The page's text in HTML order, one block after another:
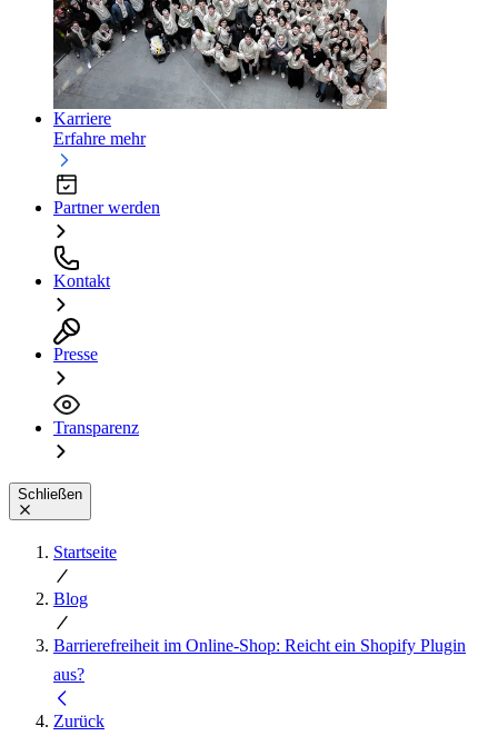
Karriere
Erfahre mehr
Partner werden
Kontakt
Presse
Transparenz
Schließen
Startseite
Blog
Barrierefreiheit im Online-Shop: Reicht ein Shopify Plugin
aus?
Zurück